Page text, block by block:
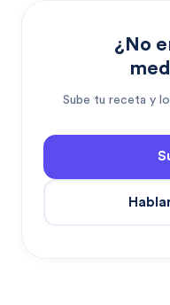
¿No
Sube tu receta y